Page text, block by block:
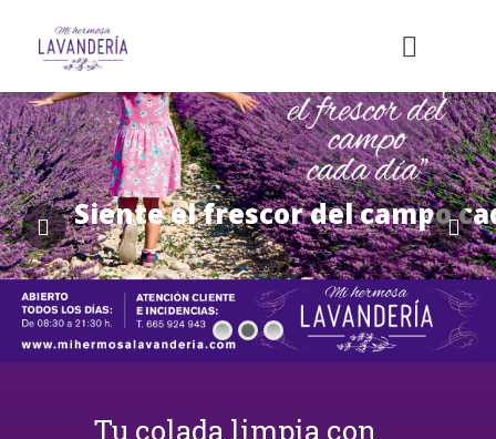
Siente el frescor del campo
Tu colada limpia con